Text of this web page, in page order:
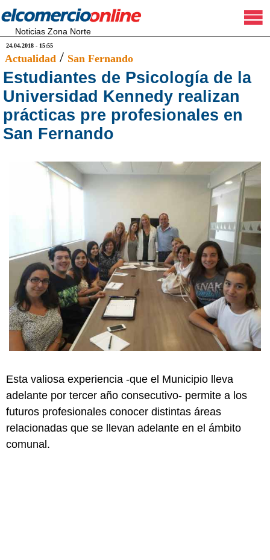
Noticias Zona Norte
24.04.2018 - 15:55
Actualidad / San Fernando
Estudiantes de Psicología de la
Universidad Kennedy realizan
prácticas pre profesionales en
San Fernando
Esta valiosa experiencia -que el Municipio lleva
adelante por tercer año consecutivo- permite a los
futuros profesionales conocer distintas áreas
relacionadas que se llevan adelante en el ámbito
comunal.